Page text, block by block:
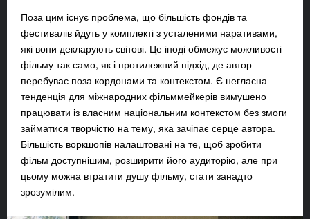
Поза цим існує проблема, що більшість фондів та
фестивалів йдуть у комплекті з усталеними наративами,
які вони декларують світові. Це іноді обмежує можливості
фільму так само, як і протилежний підхід, де автор
перебуває поза кордонами та контекстом. Є негласна
тенденція для міжнародних фільммейкерів вимушено
працювати із власним національним контекстом без змоги
займатися творчістю на тему, яка зачіпає серце автора.
Більшість воркшопів налаштовані на те, щоб зробити
фільм доступнішим, розширити його аудиторію, але при
цьому можна втратити душу фільму, стати занадто
зрозумілим.